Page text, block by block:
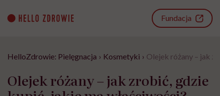
content
Fundacja
HelloZdrowie: Pielęgnacja › Kosmetyki › Olejek różany – jak
Olejek różany – jak zrobić, gdzie